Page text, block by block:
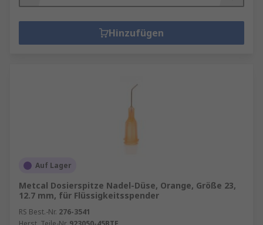
Hinzufügen
Auf Lager
Metcal Dosierspitze Nadel-Düse, Orange, Größe 23,
12.7 mm, für Flüssigkeitsspender
RS Best.-Nr. 276-3541